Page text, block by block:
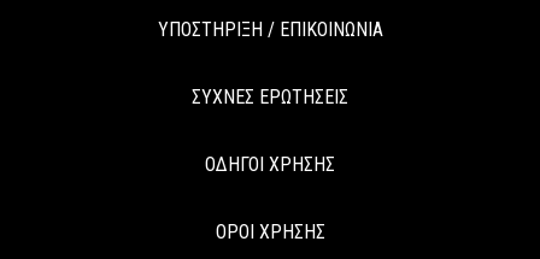
ΥΠΟΣΤΗΡΙΞΗ / ΕΠΙΚΟΙΝΩΝΙΑ
ΣΥΧΝΕΣ ΕΡΩΤΗΣΕΙΣ
ΟΔΗΓΟΙ ΧΡΗΣΗΣ
ΟΡΟΙ ΧΡΗΣΗΣ